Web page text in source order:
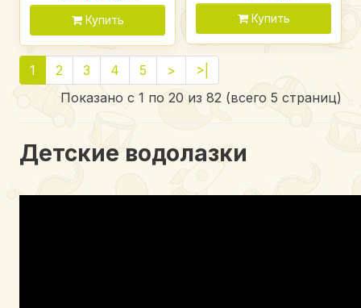
Купить Купить
1 2 3 4 5 >
>|
Показано с 1 по 20 из 82 (всего 5 страниц)
Детские водолазки